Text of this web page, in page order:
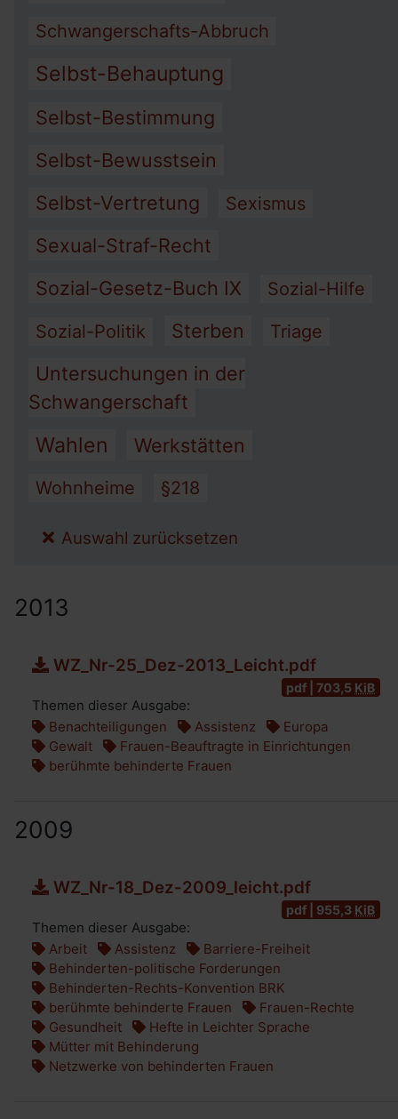
Schwangerschafts-Abbruch
Selbst-Behauptung
Selbst-Bestimmung
Selbst-Bewusstsein
Selbst-Vertretung
Sexismus
Sexual-Straf-Recht
Sozial-Gesetz-Buch IX
Sozial-Hilfe
Sozial-Politik
Sterben Triage
Untersuchungen in der
Schwangerschaft
Wahlen Werkstätten
Wohnheime §218
Auswahl zurücksetzen
2013
WZ_Nr-25_Dez-2013_Leicht.pdf
pdf | 703,5 KiB
Themen dieser Ausgabe:
Benachteiligungen
Assistenz
Europa
Gewalt
Frauen-Beauftragte in Einrichtungen
berühmte behinderte Frauen
2009
WZ_Nr-18_Dez-2009_leicht.pdf
pdf | 955,3 KiB
Themen dieser Ausgabe:
Arbeit
Assistenz
Barriere-Freiheit
Behinderten-politische Forderungen
Behinderten-Rechts-Konvention BRK
berühmte behinderte Frauen
Frauen-Rechte
Gesundheit
Hefte in Leichter Sprache
Mütter mit Behinderung
Netzwerke von behinderten Frauen